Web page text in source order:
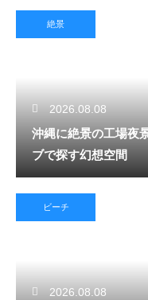
絶景
2026.08.08
沖縄に絶景の工場夜
ブで探す幻想空間
ビーチ
2026.08.08